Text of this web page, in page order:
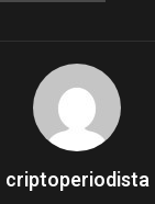
criptoperiodista